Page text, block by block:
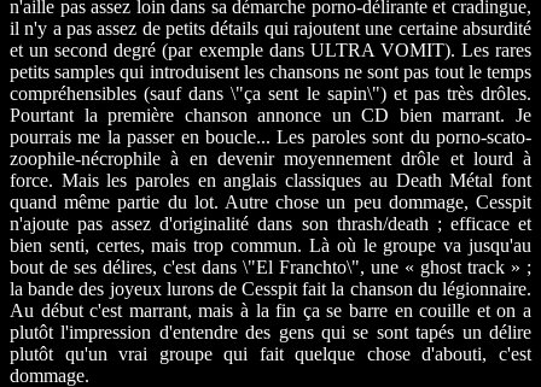
n'aille pas assez loin dans sa démarche porno-délirante et cradingue,
il n'y a pas assez de petits détails qui rajoutent une certaine absurdité
et un second degré (par exemple dans ULTRA VOMIT). Les rares
petits samples qui introduisent les chansons ne sont pas tout le temps
compréhensibles (sauf dans \"ça sent le sapin\") et pas très drôles.
Pourtant la première chanson annonce un CD bien marrant. Je
pourrais me la passer en boucle... Les paroles sont du porno-scato-
zoophile-nécrophile à en devenir moyennement drôle et lourd à
force. Mais les paroles en anglais classiques au Death Métal font
quand même partie du lot. Autre chose un peu dommage, Cesspit
n'ajoute pas assez d'originalité dans son thrash/death ; efficace et
bien senti, certes, mais trop commun. Là où le groupe va jusqu'au
bout de ses délires, c'est dans \"El Franchto\", une « ghost track » ;
la bande des joyeux lurons de Cesspit fait la chanson du légionnaire.
Au début c'est marrant, mais à la fin ça se barre en couille et on a
plutôt l'impression d'entendre des gens qui se sont tapés un délire
plutôt qu'un vrai groupe qui fait quelque chose d'abouti, c'est
dommage.